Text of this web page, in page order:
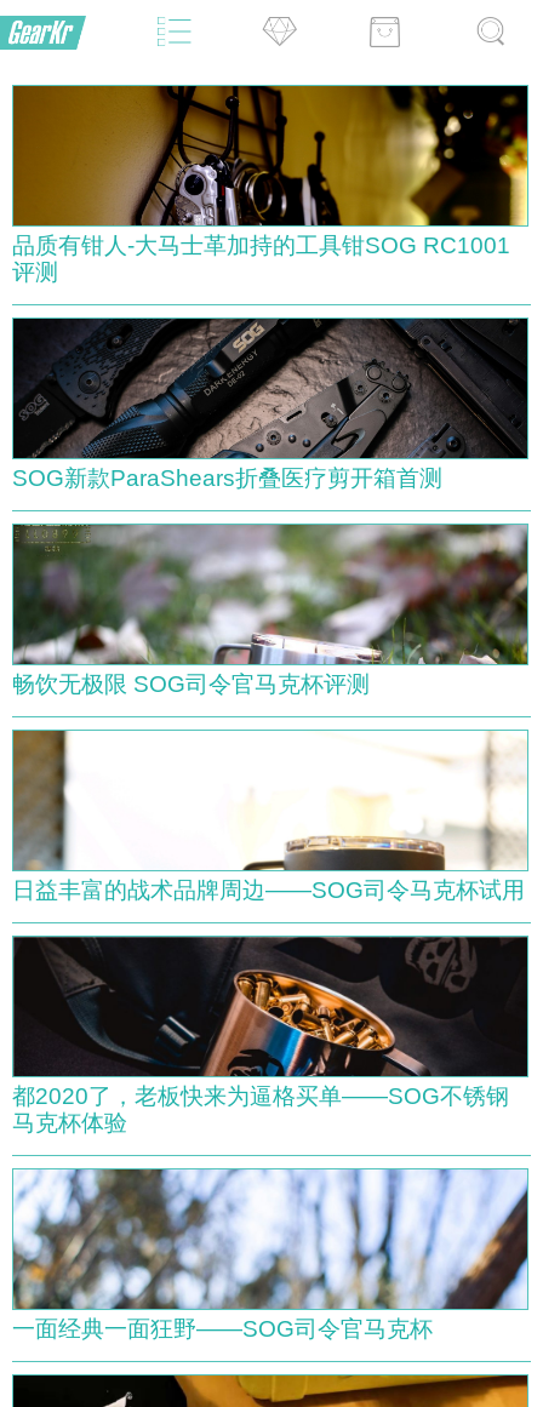
品质有钳人-大马士革加持的工具钳SOG RC1001
评测
SOG新款ParaShears折叠医疗剪开箱首测
畅饮无极限 SOG司令官马克杯评测
日益丰富的战术品牌周边——SOG司令马克杯试用
都2020了，老板快来为逼格买单——SOG不锈钢
马克杯体验
一面经典一面狂野——SOG司令官马克杯